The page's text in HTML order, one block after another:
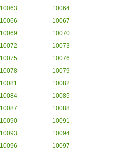
10063
10064
10066
10067
10069
10070
10072
10073
10075
10076
10078
10079
10081
10082
10084
10085
10087
10088
10090
10091
10093
10094
10096
10097